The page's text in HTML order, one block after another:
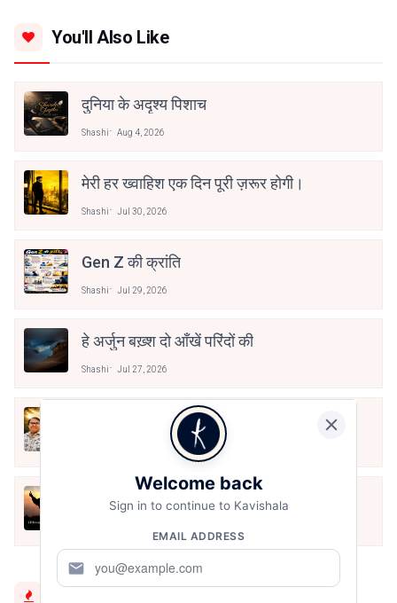
You'll Also Like
दुनिया के अदृश्य पिशाच
Shashi Aug 4, 2026
मेरी हर ख्वाहिश एक दिन पूरी ज़रूर होगी।
Shashi Jul 30, 2026
Gen Z की क्रांति
Shashi Jul 29, 2026
हे अर्जुन बख़्श दो आँखें परिंदों की
Shashi Jul 27, 2026
Dear Younger Self
Welcome back
Sign in to continue to Kavishala
EMAIL ADDRESS
mail